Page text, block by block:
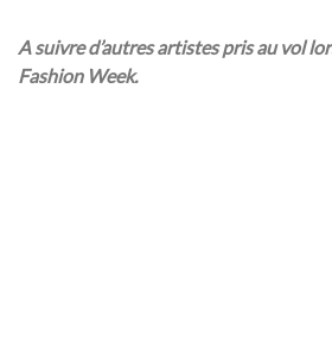
A suivre d’autres artistes pris au vol
Fashion Week.